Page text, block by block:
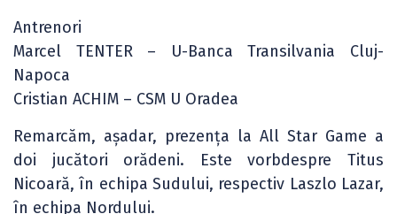
Antrenori
Marcel TENTER – U-Banca Transilvania Cluj-
Napoca
Cristian ACHIM – CSM U Oradea
Remarcăm, așadar, prezența la All Star Game a
doi jucători orădeni. Este vorbdespre Titus
Nicoară, în echipa Sudului, respectiv Laszlo Lazar,
în echipa Nordului.